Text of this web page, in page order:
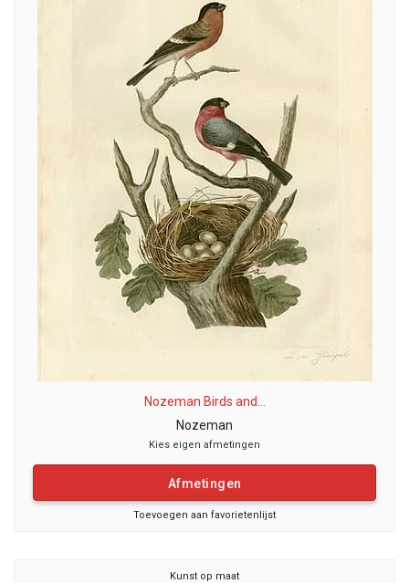
Nozeman Birds and...
Nozeman
Kies eigen afmetingen
Afmetingen
Toevoegen aan favorietenlijst
Kunst op maat